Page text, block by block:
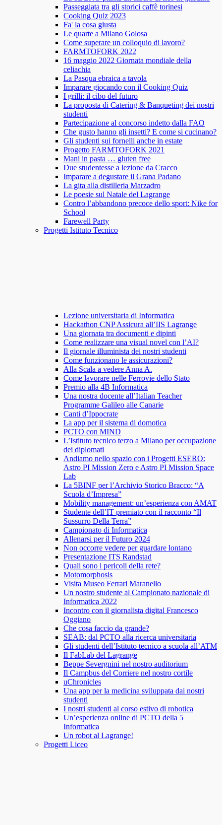
Passeggiata tra gli storici caffè torinesi
Cooking Quiz 2023
Fa' la cosa giusta
Le quarte a Milano Golosa
Come superare un colloquio di lavoro?
FARMTOFORK 2022
16 maggio 2022 Giornata mondiale della
celiachia
La Pasqua ebraica a tavola
Imparare giocando con il Cooking Quiz
I grilli: il cibo del futuro
La proposta di Catering & Banqueting dei nostri
studenti
Partecipazione al concorso indetto dalla FAO
Che gusto hanno gli insetti? E come si cucinano?
Gli studenti sui fornelli anche in estate
Progetto FARMTOFORK 2021
Mani in pasta … gluten free
Due studentesse a lezione da Cracco
Imparare a degustare il Grana Padano
La gita alla distilleria Marzadro
Le poesie sul Natale del Lagrange
Contro l’abbandono precoce dello sport: Nike for
School
Farewell Party
Progetti Istituto Tecnico
Lezione universitaria di Informatica
Hackathon CNP Assicura all’IIS Lagrange
Una giornata tra documenti e dipinti
Come realizzare una visual novel con l’AI?
Il giornale illuminista dei nostri studenti
Come funzionano le assicurazioni?
Alla Scala a vedere Anna A.
Come lavorare nelle Ferrovie dello Stato
Premio alla 4B Informatica
Una nostra docente all’Italian Teacher
Programme Galileo alle Canarie
Canti d’Ippocrate
La app per il sistema di domotica
PCTO con MIND
L’Istituto tecnico terzo a Milano per occupazione
dei diplomati
Andiamo nello spazio con i Progetti ESERO:
Astro PI Mission Zero e Astro PI Mission Space
Lab
La 5BINF per l’Archivio Storico Bracco: “A
Scuola d’Impresa”
Mobility management: un’esperienza con AMAT
Studente dell’IT premiato con il racconto “Il
Sussurro Della Terra”
Campionato di Informatica
Allenarsi per il Futuro 2024
Non occorre vedere per guardare lontano
Presentazione ITS Randstad
Quali sono i pericoli della rete?
Motomorphosis
Visita Museo Ferrari Maranello
Un nostro studente al Campionato nazionale di
Informatica 2022
Incontro con il giornalista digital Francesco
Oggiano
Che cosa faccio da grande?
SEAB: dal PCTO alla ricerca universitaria
Gli studenti dell’Istituto tecnico a scuola all’ATM
Il FabLab del Lagrange
Beppe Severgnini nel nostro auditorium
Il Campbus del Corriere nel nostro cortile
uChronicles
Una app per la medicina sviluppata dai nostri
studenti
I nostri studenti al corso estivo di robotica
Un’esperienza online di PCTO della 5
Informatica
Un robot al Lagrange!
Progetti Liceo